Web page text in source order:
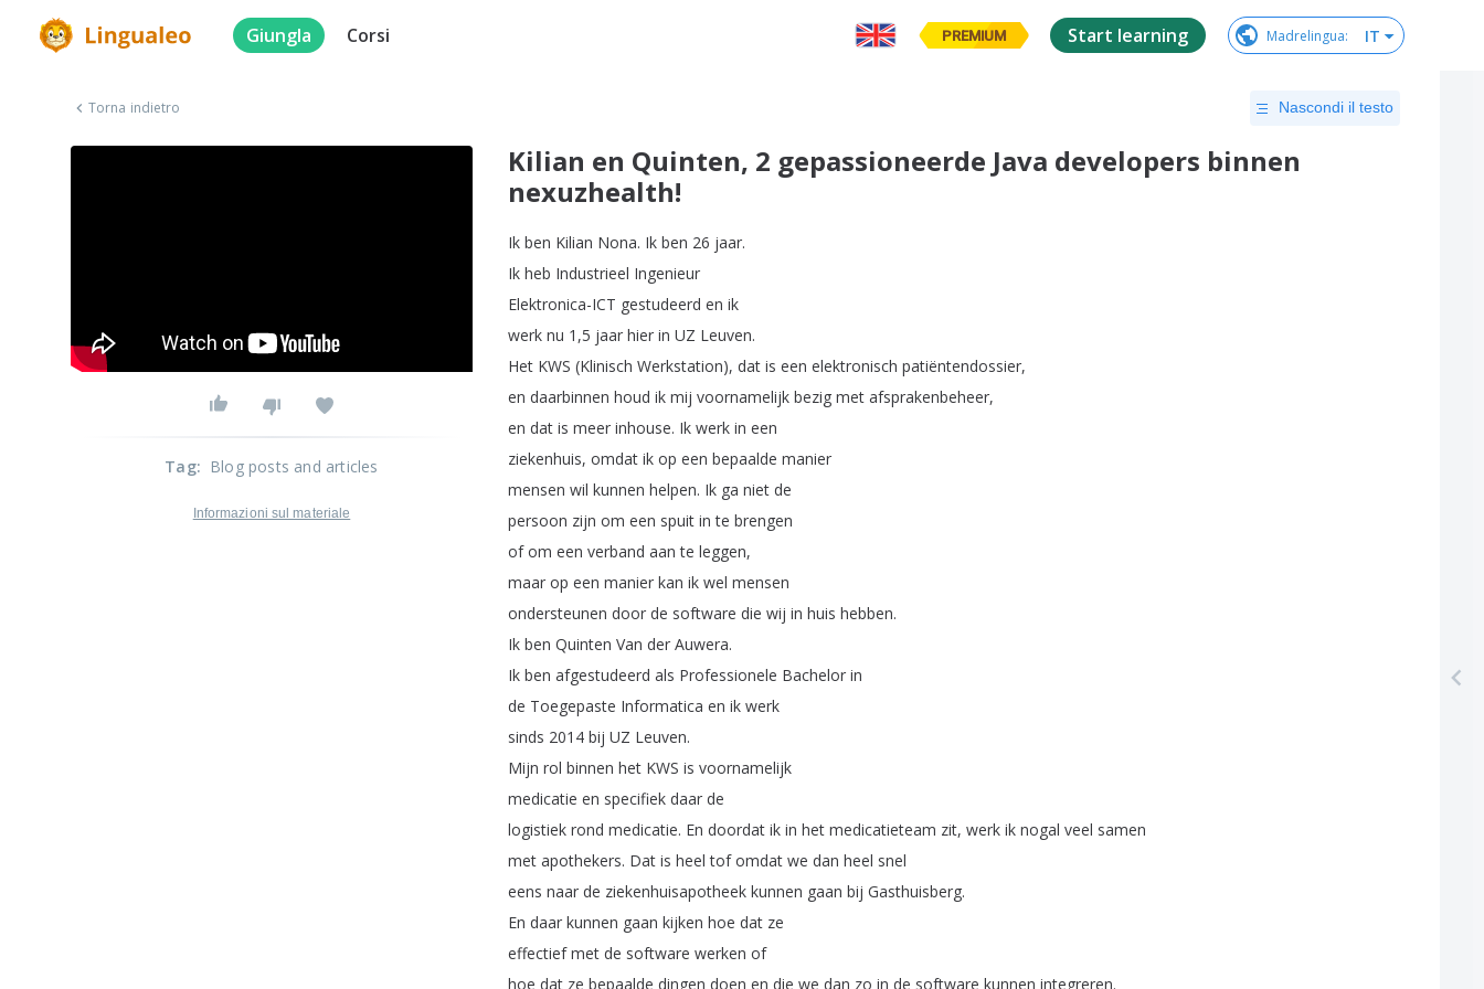
Giungla Corsi PREMIUM Start learning Madrelingua: IT
Torna indietro Nascondi il testo
Kilian en Quinten, 2 gepassioneerde Java developers binnen
nexuzhealth!
Ik ben Kilian Nona. Ik ben 26 jaar.
Ik heb Industrieel Ingenieur
Elektronica-ICT gestudeerd en ik
werk nu 1,5 jaar hier in UZ Leuven.
Het KWS (Klinisch Werkstation), dat is een elektronisch patiëntendossier,
en daarbinnen houd ik mij voornamelijk bezig met afsprakenbeheer,
en dat is meer inhouse. Ik werk in een
ziekenhuis, omdat ik op een bepaalde manier
mensen wil kunnen helpen. Ik ga niet de
persoon zijn om een spuit in te brengen
of om een verband aan te leggen,
maar op een manier kan ik wel mensen
ondersteunen door de software die wij in huis hebben.
Ik ben Quinten Van der Auwera.
Ik ben afgestudeerd als Professionele Bachelor in
de Toegepaste Informatica en ik werk
sinds 2014 bij UZ Leuven.
Mijn rol binnen het KWS is voornamelijk
medicatie en specifiek daar de
logistiek rond medicatie. En doordat ik in het medicatieteam zit, werk ik nogal veel samen
met apothekers. Dat is heel tof omdat we dan heel snel
eens naar de ziekenhuisapotheek kunnen gaan bij Gasthuisberg.
En daar kunnen gaan kijken hoe dat ze
effectief met de software werken of
hoe dat ze bepaalde dingen doen en die we dan zo in de software kunnen integreren.
Tag: Blog posts and articles
Informazioni sul materiale